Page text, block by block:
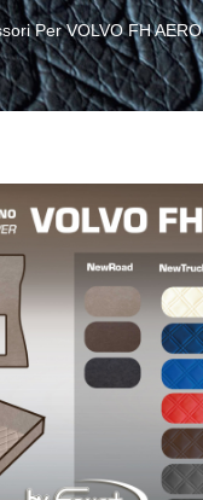
Per VOLVO FH AERO